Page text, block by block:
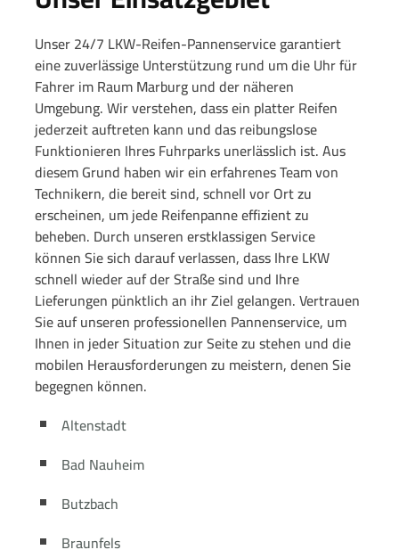
Unser 24/7 LKW-Reifen-Pannenservice garantiert
eine zuverlässige Unterstützung rund um die Uhr für
Fahrer im Raum Marburg und der näheren
Umgebung. Wir verstehen, dass ein platter Reifen
jederzeit auftreten kann und das reibungslose
Funktionieren Ihres Fuhrparks unerlässlich ist. Aus
diesem Grund haben wir ein erfahrenes Team von
Technikern, die bereit sind, schnell vor Ort zu
erscheinen, um jede Reifenpanne effizient zu
beheben. Durch unseren erstklassigen Service
können Sie sich darauf verlassen, dass Ihre LKW
schnell wieder auf der Straße sind und Ihre
Lieferungen pünktlich an ihr Ziel gelangen. Vertrauen
Sie auf unseren professionellen Pannenservice, um
Ihnen in jeder Situation zur Seite zu stehen und die
mobilen Herausforderungen zu meistern, denen Sie
begegnen können.
Altenstadt
Bad Nauheim
Butzbach
Braunfels